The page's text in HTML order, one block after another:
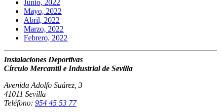
Junio, 2022
Mayo, 2022
Abril, 2022
Marzo, 2022
Febrero, 2022
Instalaciones Deportivas
Círculo Mercantil e Industrial de Sevilla
Avenida Adolfo Suárez, 3
41011 Sevilla
Teléfono: 954 45 53 77